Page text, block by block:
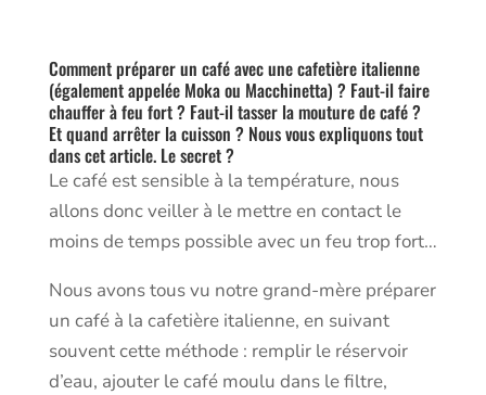
Comment préparer un café avec une cafetière italienne
(également appelée Moka ou Macchinetta) ? Faut-il faire
chauffer à feu fort ? Faut-il tasser la mouture de café ?
Et quand arrêter la cuisson ? Nous vous expliquons tout
dans cet article. Le secret ?
Le café est sensible à la température, nous
allons donc veiller à le mettre en contact le
moins de temps possible avec un feu trop fort…
Nous avons tous vu notre grand-mère préparer
un café à la cafetière italienne, en suivant
souvent cette méthode : remplir le réservoir
d’eau, ajouter le café moulu dans le filtre,